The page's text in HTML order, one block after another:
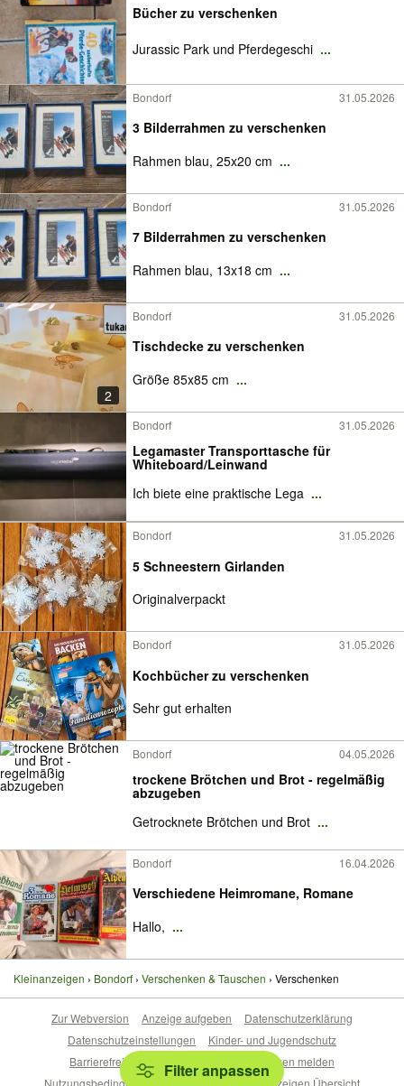
Bücher zu verschenken
Jurassic Park und Pferdegeschi ...
Bondorf 31.05.2026
3 Bilderrahmen zu verschenken
Rahmen blau, 25x20 cm ...
Bondorf 31.05.2026
7 Bilderrahmen zu verschenken
Rahmen blau, 13x18 cm ...
2
Bondorf 31.05.2026
Tischdecke zu verschenken
Größe 85x85 cm ...
Bondorf 31.05.2026
Legamaster Transporttasche für
Whiteboard/Leinwand
Ich biete eine praktische Lega ...
Bondorf 31.05.2026
5 Schneestern Girlanden
Originalverpackt
Bondorf 31.05.2026
Kochbücher zu verschenken
Sehr gut erhalten
Bondorf 04.05.2026
trockene Brötchen und Brot - regelmäßig
abzugeben
Getrocknete Brötchen und Brot ...
Bondorf 16.04.2026
Verschiedene Heimromane, Romane
Hallo, ...
Kleinanzeigen Bondorf Verschenken & Tauschen Verschenken
Filter anpassen
Zur Webversion Anzeige aufgeben
Datenschutzerklärung
Datenschutzeinstellungen
Kinder- und Jugendschutz
Barrierefreiheitserklärung
Sicherheitslücken melden
Nutzungsbedingungen
Beliebte Suchen Anzeigen Übersicht